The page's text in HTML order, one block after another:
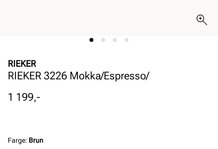
RIEKER
RIEKER 3226 Mokka/Espresso/
Pris
1 199,-
Farge: Brun